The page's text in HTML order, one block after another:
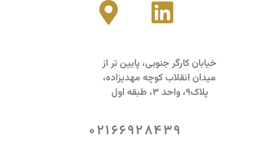
خیابان کارگر جنوبی، پایین تر از
میدان انقلاب کوچه مهدیزاده،
پلاک9، واحد 3، طبقه اول
02166928439